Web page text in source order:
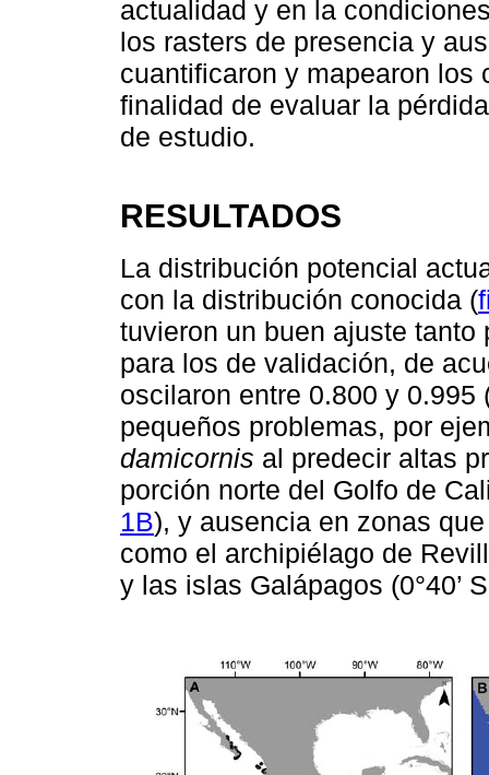
actualidad y en la
los rasters de presencia y
cuantificaron y mapearon los
finalidad de evaluar la
de estudio.
RESULTADOS
La distribución potencial
con la distribución conocida (
tuvieron un buen ajuste
para los de validación, de
oscilaron entre 0.800 y 0.995
pequeños problemas, por
damicornis al predecir altas
porción norte del Golfo de
1B), y ausencia en zonas
como el archipiélago de
y las islas Galápagos (0°40’